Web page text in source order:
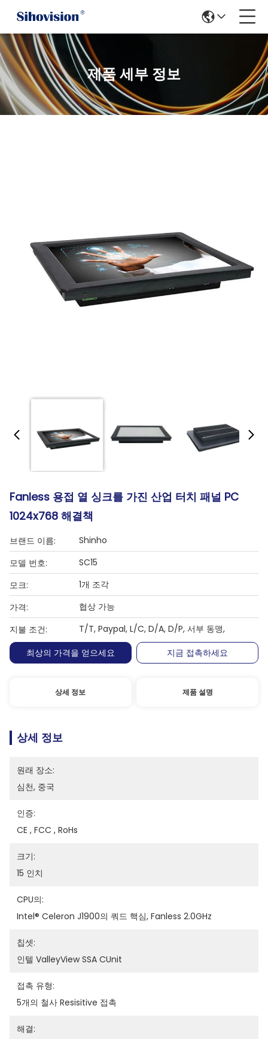
제품 세부 정보
Fanless 용접 열 싱크를 가진 산업 터치 패널 PC
1024x768 해결책
브랜드 이름:
Shinho
모델 번호:
SC15
모크:
1개 조각
가격:
협상 가능
지불 조건:
T/T, Paypal, L/C, D/A, D/P, 서부 동맹,
최상의 가격을 얻으세요
지금 접촉하세요
상세 정보 제품 설명
상세 정보
원래 장소:
심천, 중국
인증:
CE , FCC , RoHs
크기:
15 인치
CPU의:
Intel® Celeron J1900의 쿼드 핵심, Fanless 2.0GHz
칩셋:
인텔 ValleyView SSA CUnit
접촉 유형:
5개의 철사 Resisitive 접촉
해결: